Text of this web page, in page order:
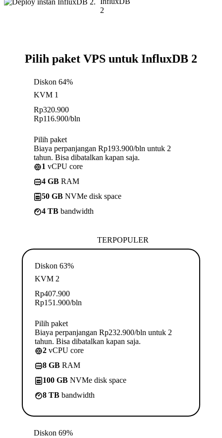
Pilih paket VPS untuk InfluxDB 2
Diskon 64%
KVM 1
Rp320.900
Rp116.900/bln
Pilih paket
Biaya perpanjangan Rp193.900/bln untuk 2
tahun. Bisa dibatalkan kapan saja.
1 vCPU core
4 GB RAM
50 GB NVMe disk space
4 TB bandwidth
TERPOPULER
Diskon 63%
KVM 2
Rp407.900
Rp151.900/bln
Pilih paket
Biaya perpanjangan Rp232.900/bln untuk 2
tahun. Bisa dibatalkan kapan saja.
2 vCPU core
8 GB RAM
100 GB NVMe disk space
8 TB bandwidth
Diskon 69%